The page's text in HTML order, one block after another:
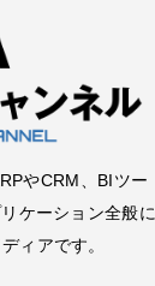
やCRM、BIツー
ケーション全般に
ィアです。